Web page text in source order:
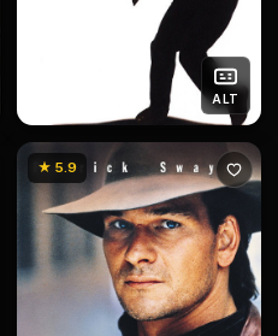
ALT
★ 5.9